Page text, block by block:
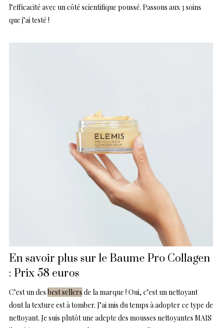
l’efficacité avec un côté scientifique poussé. Passons aux 3 soins
que j’ai testé !
En savoir plus sur le Baume Pro Collagen
: Prix 58 euros
C’est un desbest sellers de la marque ! Oui, c’est un nettoyant
dont la texture est à tomber. J’ai mis du temps à adopter ce type de
nettoyant. Je suis plutôt une adepte des mousses nettoyantes MAIS